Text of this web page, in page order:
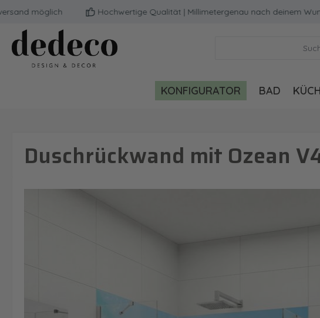
Hauptinhalt springen
Zur Suche springen
Zur Hauptnavigation springen
möglich Hochwertige Qualität | Millimetergenau nach deinem
KONFIGURATOR BAD
Duschrückwand mit Ozean